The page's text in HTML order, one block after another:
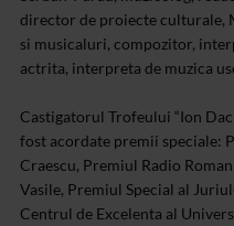
director de proiecte culturale,
si musicaluri, compozitor,
actrita, interpreta de muzica
Castigatorul Trofeului “Ion
fost acordate premii speciale:
Craescu, Premiul Radio
Vasile, Premiul Special al
Centrul de Excelenta al